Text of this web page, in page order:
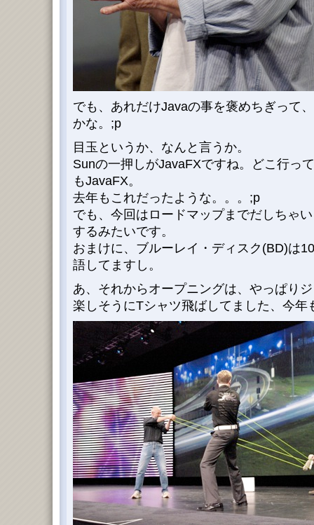
でも、あれだけJavaの事を褒めちぎって
かな。;p
目玉というか、なんと言うか。
Sunの一押しがJavaFXですね。どこ行っ
もJavaFX。
去年もこれだったような。。。;p
でも、今回はロードマップまでだしちゃ
するみたいです。
おまけに、ブルーレイ・ディスク(BD)は
語してますし。
あ、それからオープニングは、やっぱり
楽しそうにTシャツ飛ばしてました、今年